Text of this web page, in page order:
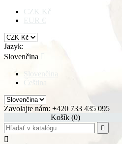
CZK Kč
EUR €
Jazyk:
Slovenčina
Slovenčina
Čeština
Zavolajte nám: +420 733 435 095
Košík (0)

